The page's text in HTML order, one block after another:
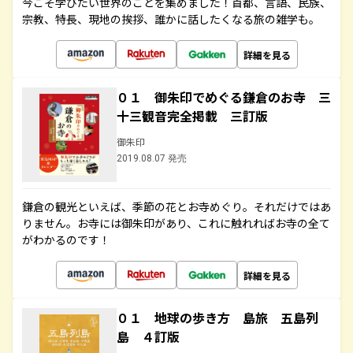
宗教、特長、現地の挨拶、誰かに話したくなる旅の雑学も。
詳細を見る
０１ 御朱印でめぐる鎌倉のお寺 三
十三観音完全掲載 三訂版
御朱印
2019.08.07 発売
鎌倉の観光といえば、季節の花とお寺めぐり。それだけではあ
りません。お寺には御朱印があり、これに触れればお寺の全て
がわかるのです！
詳細を見る
０１ 地球の歩き方 島旅 五島列
島 ４訂版